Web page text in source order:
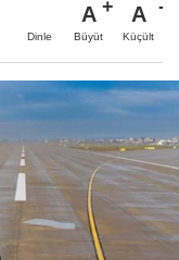
Dinle
A
Büyüt
A
Küçült